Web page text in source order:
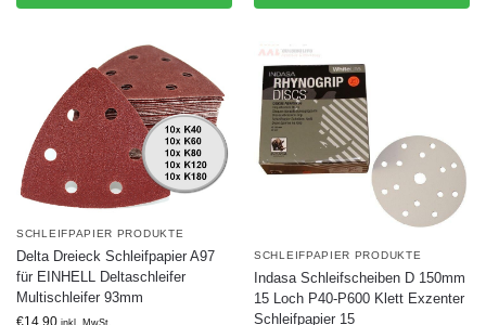
SCHLEIFPAPIER PRODUKTE
Delta Dreieck Schleifpapier A97
für EINHELL Deltaschleifer
Multischleifer 93mm
€14,90
SCHLEIFPAPIER PRODUKTE
Indasa Schleifscheiben D 150mm
15 Loch P40-P600 Klett Exzenter
Schleifpapier 15